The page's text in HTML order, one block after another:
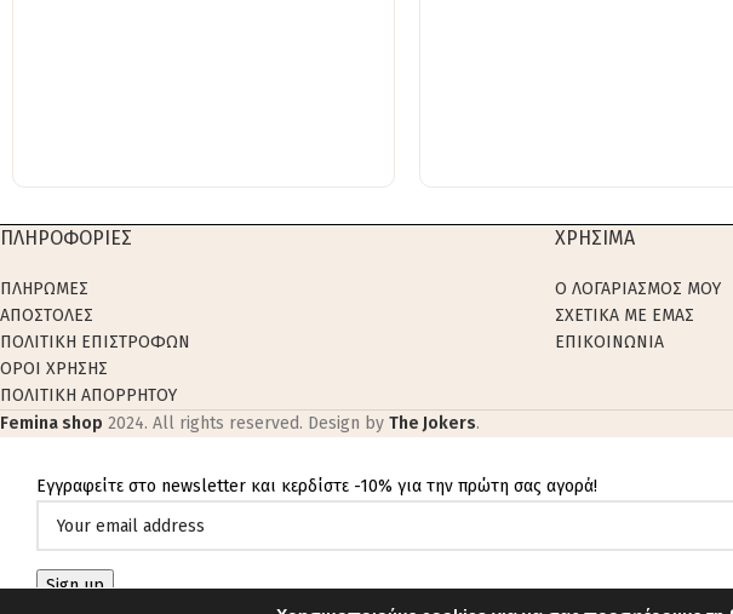
ΠΛΗΡΟΦΟΡΙΕΣ
ΠΛΗΡΩΜΕΣ
ΑΠΟΣΤΟΛΕΣ
ΠΟΛΙΤΙΚΗ ΕΠΙΣΤΡΟΦΩΝ
ΟΡΟΙ ΧΡΗΣΗΣ
ΠΟΛΙΤΙΚΗ ΑΠΟΡΡΗΤΟΥ
ΧΡΗΣΙΜΑ
Ο ΛΟΓΑΡΙΑΣΜΟΣ ΜΟΥ
ΣΧΕΤΙΚΑ ΜΕ ΕΜΑΣ
ΕΠΙΚΟΙΝΩΝΙΑ
Femina shop 2024. All rights reserved. Design by The Jokers.
Εγγραφείτε στο newsletter και κερδίστε -10% για την πρώτη σας αγορά!